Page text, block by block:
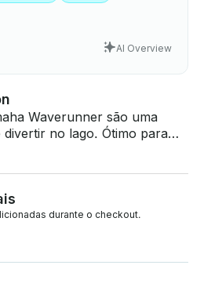
AI Overview
Waverunner são uma
divertir no lago. Ótimo para
sair com amigos ou
alugar os dois juntos.
para famílias - Tela de 4,3"
- Tomada USB e 12V -
puxar tubos -
resistente à água -
durante o checkout.